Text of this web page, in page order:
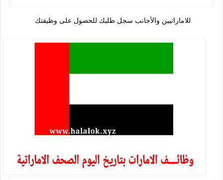
للاماراتيين والأجانب سجل طلبك للحصول على وظيفتك